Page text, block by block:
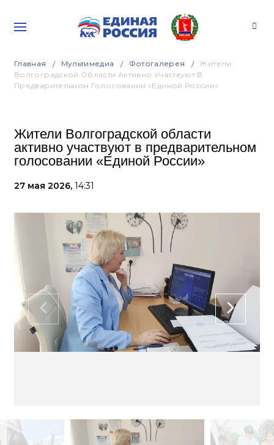
Главная Мультимедиа Фотогалерея
Жители
Волгоградской Области Активно Участвуют В
Предварительном Голосовании «Единой России»
Жители Волгоградской области
активно участвуют в предварительном
голосовании «Единой России»
27 мая 2026, 14:31